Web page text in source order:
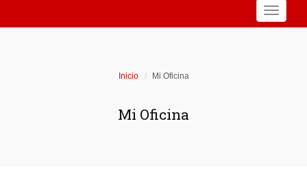
Toggle
Inicio Mi Oficina
Mi Oficina